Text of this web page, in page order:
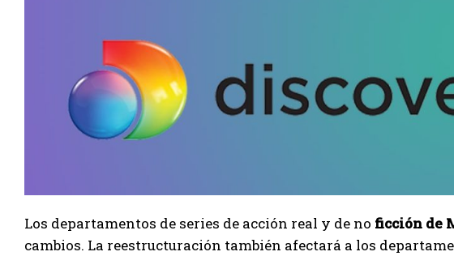
Los departamentos de series de acción real y de no ficción de
cambios. La reestructuración también afectará a los